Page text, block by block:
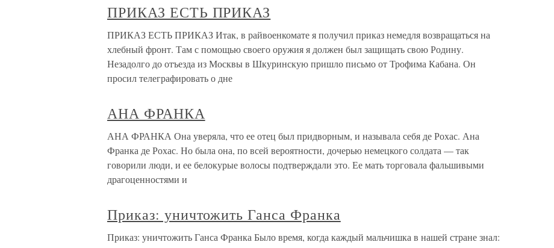
ПРИКАЗ ЕСТЬ ПРИКАЗ
ПРИКАЗ ЕСТЬ ПРИКАЗ Итак, в райвоенкомате я получил приказ немедля возвращаться на
хлебный фронт. Там с помощью своего оружия я должен был защищать свою Родину.
Незадолго до отъезда из Москвы в Шкуринскую пришло письмо от Трофима Кабана. Он
просил телеграфировать о дне
АНА ФРАНКА
АНА ФРАНКА Она уверяла, что ее отец был придворным, и называла себя де Рохас. Ана
Франка де Рохас. Но была она, по всей вероятности, дочерью немецкого солдата — так
говорили люди, и ее белокурые волосы подтверждали это. Ее мать торговала фальшивыми
драгоценностями и
Приказ: уничтожить Ганса Франка
Приказ: уничтожить Ганса Франка Было время, когда каждый мальчишка в нашей стране знал: